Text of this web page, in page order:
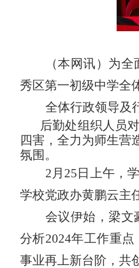
（本网讯）为
秀区第一初级中学全
全体行政领导及
后勤处组织人员
四害，全力为师生营
氛围。
2月25日上午，
学校党政办黄鹏云主
会议伊始，梁文
分析2024年工作重
事业再上新台阶，共